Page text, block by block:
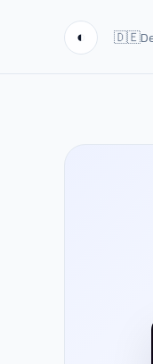
🇩🇪
◐